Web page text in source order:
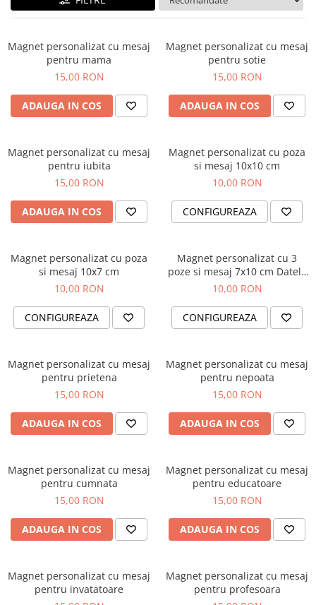
Decoratiuni Paste
Agende Personalizate
Agende A5
Agende A6
Planner / Jurnal
Felicitari personalizate
Invitatii personalizate
Printare poze
Martisoare
Puzzle
Trofee
Brelocuri din Inox
Brelocuri de Lemn
Cercei din lemn
Tocatoare Personalizate
Suporturi de Pahare
Ustensile de bucatarie
Termosuri Personalizate
Cadouri absolvire
Magnet personalizat cu mesaj
pentru mama
15,00 RON
ADAUGA IN COS
Magnet personalizat cu mesaj
pentru sotie
15,00 RON
ADAUGA IN COS
Magnet personalizat cu mesaj
pentru iubita
15,00 RON
ADAUGA IN COS
Magnet personalizat cu poza
si mesaj 10x10 cm
10,00 RON
CONFIGUREAZA
Magnet personalizat cu poza
si mesaj 10x7 cm
10,00 RON
CONFIGUREAZA
Magnet personalizat cu 3
poze si mesaj 7x10 cm Datele
bebelusului
10,00 RON
CONFIGUREAZA
Magnet personalizat cu mesaj
pentru prietena
15,00 RON
ADAUGA IN COS
Magnet personalizat cu mesaj
pentru nepoata
15,00 RON
ADAUGA IN COS
Magnet personalizat cu mesaj
pentru cumnata
15,00 RON
ADAUGA IN COS
Magnet personalizat cu mesaj
pentru educatoare
15,00 RON
ADAUGA IN COS
Magnet personalizat cu mesaj
pentru invatatoare
Magnet personalizat cu mesaj
pentru profesoara